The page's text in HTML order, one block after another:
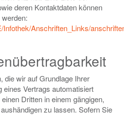
deren Kontaktdaten können
Infothek/Anschriften_Links/
die wir auf Grundlage Ihrer
eines Vertrags automatisiert
Dritten in einem gängigen,
zu lassen. Sofern Sie